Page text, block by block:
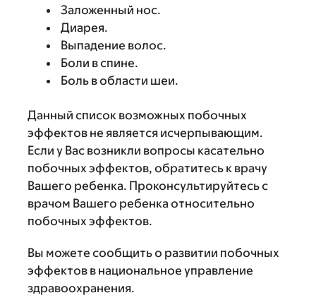
Заложенный нос.
Диарея.
Выпадение волос.
Боли в спине.
Боль в области шеи.
Данный список возможных побочных
эффектов не является исчерпывающим.
Если у Вас возникли вопросы касательно
побочных эффектов, обратитесь к врачу
Вашего ребенка. Проконсультируйтесь с
врачом Вашего ребенка относительно
побочных эффектов.
Вы можете сообщить о развитии побочных
эффектов в национальное управление
здравоохранения.